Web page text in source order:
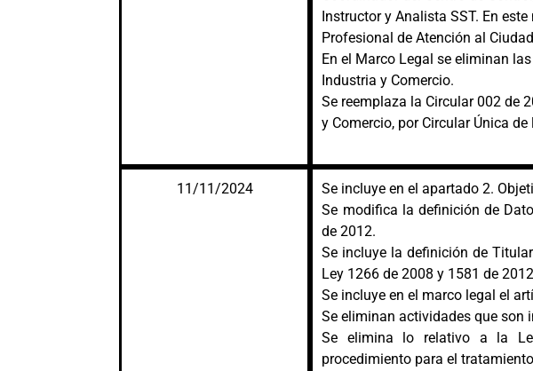
Instructor y Analista SST. En
Profesional de Atención al
En el Marco Legal se eliminan
Industria y Comercio.
Se reemplaza la Circular 002 de
y Comercio, por Circular Única
11/11/2024
Se incluye en el apartado 2.
Se modifica la definición de
de 2012.
Se incluye la definición de
Ley 1266 de 2008 y 1581 de
Se incluye en el marco legal el
Se eliminan actividades que son
Se elimina lo relativo a la
procedimiento para el